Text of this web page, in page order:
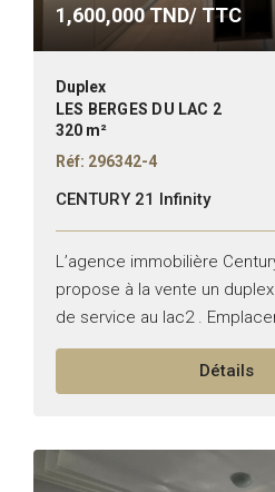
1,600,000TND/ TTC
Duplex
LES BERGES DU LAC 2
320 m²
Réf: 296342-4
CENTURY 21 Infinity
L’agence immobilière
propose à la vente un
de service au lac2 .
lac2 Superficie: 312m² Etat:
Détails